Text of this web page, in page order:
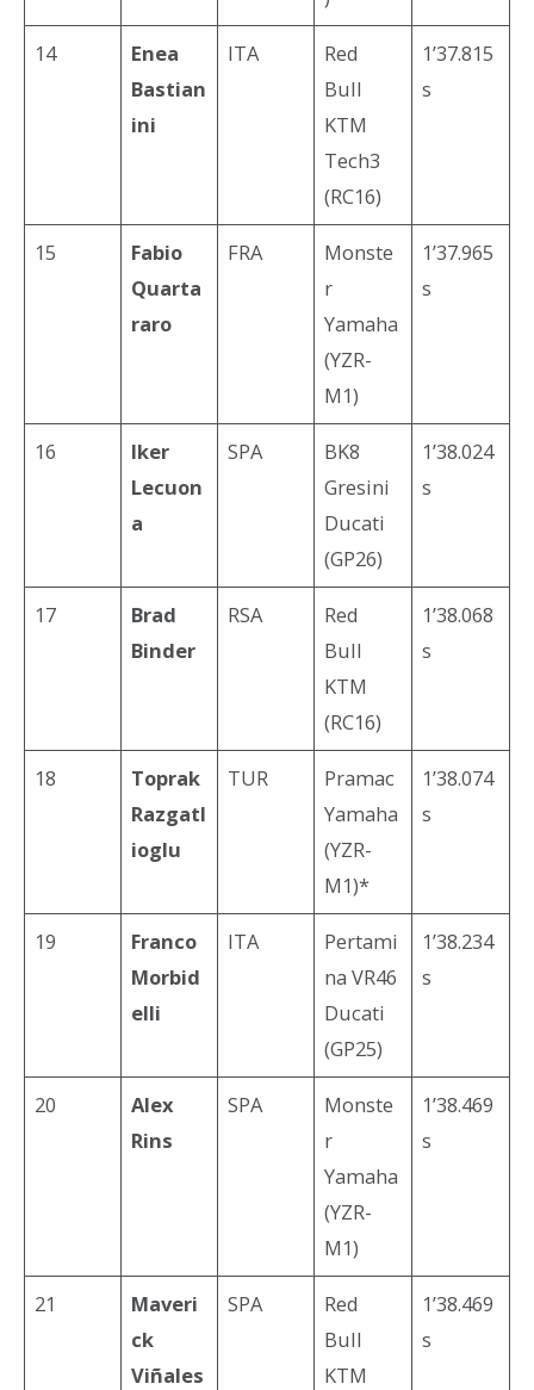
14
Enea
Bastian
ini
ITA
Red
Bull
KTM
Tech3
(RC16)
1’37.815
s
15
Fabio
Quarta
raro
FRA
Monste
r
Yamaha
(YZR-
M1)
1’37.965
s
16
Iker
Lecuon
a
SPA
BK8
Gresini
Ducati
(GP26)
1’38.024
s
17
Brad
Binder
RSA
Red
Bull
KTM
(RC16)
1’38.068
s
18
Toprak
Razgatl
ioglu
TUR
Pramac
Yamaha
(YZR-
M1)*
1’38.074
s
19
Franco
Morbid
elli
ITA
Pertami
na VR46
Ducati
(GP25)
1’38.234
s
20
Alex
Rins
SPA
Monste
r
Yamaha
(YZR-
M1)
1’38.469
s
21
Maveri
ck
Viñales
SPA
Red
Bull
KTM
1’38.469
s